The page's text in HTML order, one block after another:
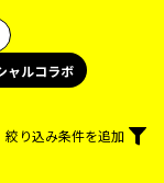
ャルコラボ
絞り込み条件を追加